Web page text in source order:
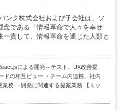
ンク株式会社および子会社は、ソ
念である「情報革命で人々を幸せ
貫して、情報革命を通じた人類と
による開発～テスト、UX改善提
ドの相互ビュー ・チーム内連携、社内
業務 ・開発に関連する提案業務 【ミッ